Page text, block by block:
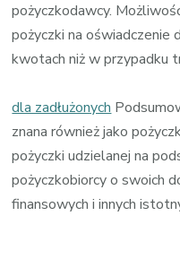
pożyczkodawcy.
pożyczki na oświadczenie
kwotach niż w przypadku
dla zadłużonych
znana również jako
pożyczki udzielanej na
pożyczkobiorcy o swoich
finansowych i innych